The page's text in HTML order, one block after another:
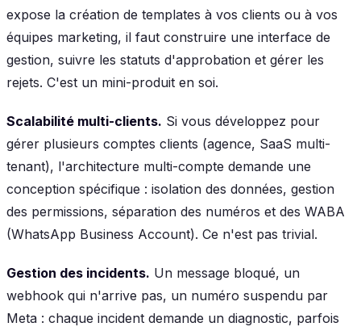
expose la création de templates à vos clients ou à vos
équipes marketing, il faut construire une interface de
gestion, suivre les statuts d'approbation et gérer les
rejets. C'est un mini-produit en soi.
Scalabilité multi-clients. Si vous développez pour
gérer plusieurs comptes clients (agence, SaaS multi-
tenant), l'architecture multi-compte demande une
conception spécifique : isolation des données, gestion
des permissions, séparation des numéros et des WABA
(WhatsApp Business Account). Ce n'est pas trivial.
Gestion des incidents. Un message bloqué, un
webhook qui n'arrive pas, un numéro suspendu par
Meta : chaque incident demande un diagnostic, parfois